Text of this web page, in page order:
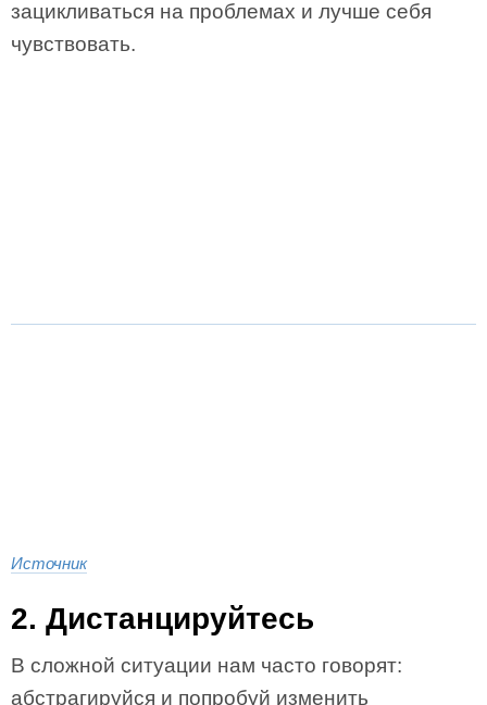
зацикливаться на проблемах и лучше себя
чувствовать.
Источник
2. Дистанцируйтесь
В сложной ситуации нам часто говорят:
абстрагируйся и попробуй изменить